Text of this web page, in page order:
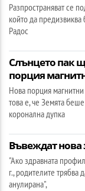
Разпространяват се
който да
Радос
Слънцето пак
порция
Нова порция
това е, че Земята
коронална дупка
Въвеждат нова
"Ако здравната
г., родителите трябва
анулирана",